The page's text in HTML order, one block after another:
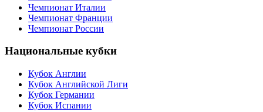
Чемпионат Италии
Чемпионат Франции
Чемпионат России
Национальные кубки
Кубок Англии
Кубок Английской Лиги
Кубок Германии
Кубок Испании